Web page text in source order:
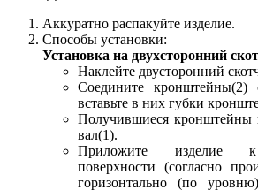
Аккуратно распакуйте изделие.
Способы установки:
Установка на двухсторонний
Наклейте двусторонний
Соедините
вставьте в них губки
Получившиеся кронштейны
вал(1).
Приложите изделие к
поверхности (согласно
горизонтально (по